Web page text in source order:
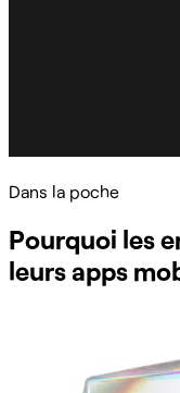
Dans la poche
Pourquoi les
leurs apps